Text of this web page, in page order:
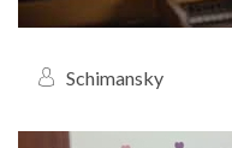
Schimansky